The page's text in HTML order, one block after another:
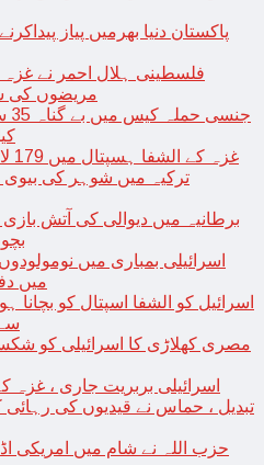
پاکستان دنیا بھرمیں پیاز
مریضوں کی
غزہ کے الشفا ہسپتال میں 179 لاشوں کی اجتماعی تدفین
برطانیہ میں دیوالی کی آتش
بچوں
میں
اسرائیل کو الشفا اسپتال کو بچانا
مصری کھلاڑی کا اسرائیلی کو
اسرائیلی بربریت جاری ، غزہ
تبدیل ، حماس نے قیدیوں کی رہائی